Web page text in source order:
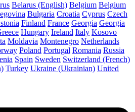
Belarus (English) Belgium Belgium
Bulgaria Croatia Cyprus Czech
Finland France Georgia Georgia
Hungary Ireland Italy Kosovo
Moldavia Montenegro Netherlands
Poland Portugal Romania Russia
Spain Sweden Switzerland (French)
Turkey Ukraine (Ukrainian) United